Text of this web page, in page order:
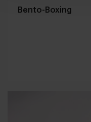
Bento-Boxing